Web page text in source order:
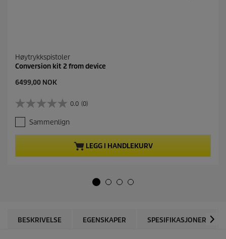
Høytrykkspistoler
Conversion kit 2 from device
C
r
e
n
t
r
6499,00 NOK
0.0 (0)
0
.
0
a
e
Sammenlign
LEGG I HANDLEKURV
BESKRIVELSE EGENSKAPER SPESIFIKASJONER